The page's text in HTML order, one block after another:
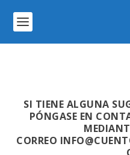
SI TIENE ALGUNA
PÓNGASE EN
CORREO